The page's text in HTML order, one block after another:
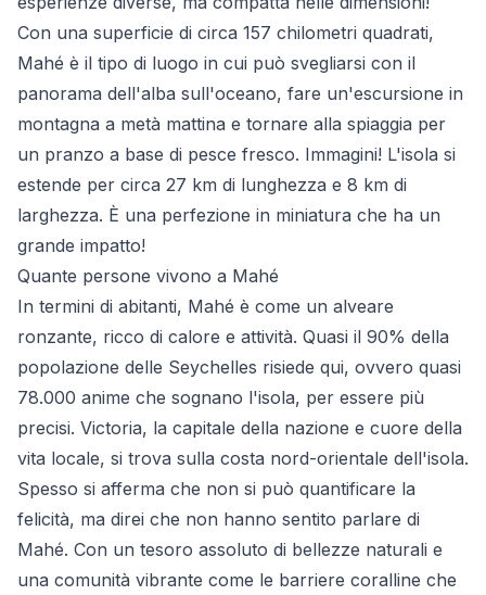
Con una superficie di circa 157 chilometri quadrati,
Mahé è il tipo di luogo in cui può svegliarsi con il
panorama dell'alba sull'oceano, fare un'escursione in
montagna a metà mattina e tornare alla spiaggia per
un pranzo a base di pesce fresco. Immagini! L'isola si
estende per circa 27 km di lunghezza e 8 km di
larghezza. È una perfezione in miniatura che ha un
grande impatto!
Quante persone vivono a Mahé
In termini di abitanti, Mahé è come un alveare
ronzante, ricco di calore e attività. Quasi il 90% della
popolazione delle Seychelles risiede qui, ovvero quasi
78.000 anime che sognano l'isola, per essere più
precisi. Victoria, la capitale della nazione e cuore della
vita locale, si trova sulla costa nord-orientale dell'isola.
Spesso si afferma che non si può quantificare la
felicità, ma direi che non hanno sentito parlare di
Mahé. Con un tesoro assoluto di bellezze naturali e
una comunità vibrante come le barriere coralline che